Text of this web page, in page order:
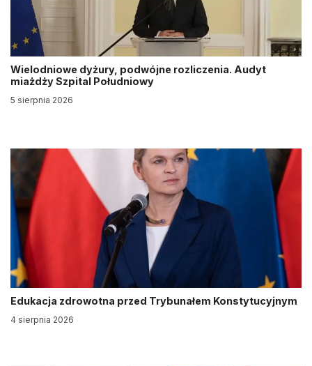
Wielodniowe dyżury, podwójne rozliczenia. Audyt
miażdży Szpital Południowy
5 sierpnia 2026
Edukacja zdrowotna przed Trybunałem Konstytucyjnym
4 sierpnia 2026